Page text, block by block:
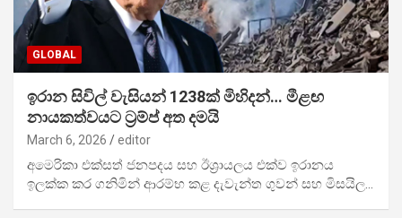
GLOBAL
ඉරාන සිවිල් වැසියන් 1238ක් මිහිදන්… මීළඟ
නායකත්වයට ට්‍රම්ප් අත දමයි
March 6, 2026 editor
අමෙරිකා එක්සත් ජනපදය සහ ඊශ්‍රායලය එක්ව ඉරානය
ඉලක්ක කර ගනිමින් ආරම්භ කළ දැවැන්ත ගුවන් සහ මිසයිල…